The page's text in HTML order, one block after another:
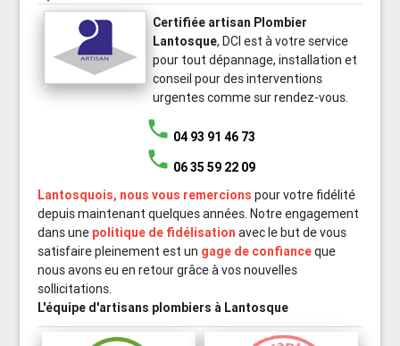
Certifiée artisan Plombier
Lantosque, DCI est à votre service
pour tout dépannage, installation et
conseil pour des interventions
urgentes comme sur rendez-vous.
phone 04 93 91 46 73
phone 06 35 59 22 09
Lantosquois, nous vous remercions pour votre fidélité
depuis maintenant quelques années. Notre engagement
dans une politique de fidélisation avec le but de vous
satisfaire pleinement est un gage de confianceque
nous avons eu en retour grâce à vos nouvelles
sollicitations.
L'équipe d'artisans plombiers à Lantosque